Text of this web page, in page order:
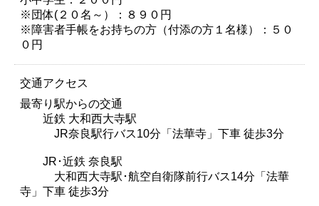
※団体(２０名～）：８９０円
※障害者手帳をお持ちの方（付添の方１名様）：５０
０円
交通アクセス
最寄り駅からの交通
近鉄 大和西大寺駅
JR奈良駅行バス10分「法華寺」下車 徒歩3分
JR･近鉄 奈良駅
大和西大寺駅･航空自衛隊前行バス14分「法華
寺」下車 徒歩3分